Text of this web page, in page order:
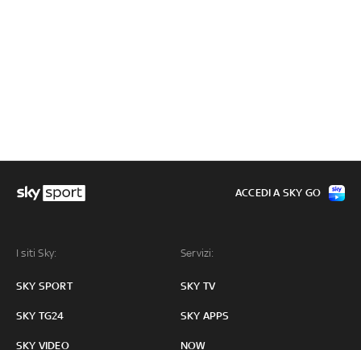
I siti Sky:
SKY SPORT
SKY TG24
SKY VIDEO
Servizi:
SKY TV
SKY APPS
NOW
ACCEDI A SKY GO